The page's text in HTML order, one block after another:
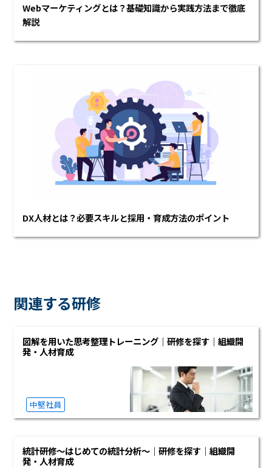
Webマーケティングとは？基礎知識から実践方法まで徹底
解説
DX人材とは？必要スキルと採用・育成方法のポイント
関連する研修
図解を用いた思考整理トレーニング｜研修を探す｜組織開
発・人材育成
中堅社員
統計研修～はじめての統計分析～｜研修を探す｜組織開
発・人材育成